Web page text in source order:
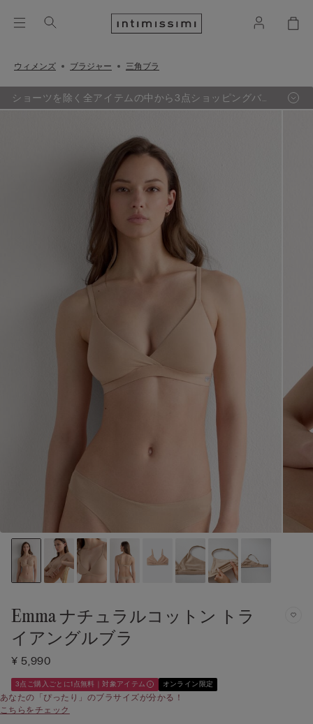
ウィメンズ ブラジャー 三角ブラ
ショーツを除く全アイテムの中から3点ショッピングバッ
グ追加するごとに、最も定価の低い1点が無料に。（セー
Emma ナチュラルコットン トラ
イアングルブラ
¥ 5,990
3点ご購入ごとに1点無料｜対象アイテム オンライン限定
あなたの「ぴったり」のブラサイズが分かる！
こちらをチェック